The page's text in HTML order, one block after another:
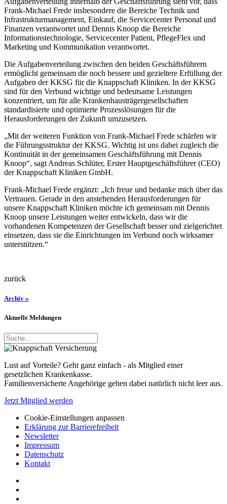
Frank-Michael Frede insbesondere die Bereiche Technik und
Infrastrukturmanagement, Einkauf, die Servicecenter Personal und
Finanzen verantwortet und Dennis Knoop die Bereiche
Informationstechnologie, Servicecenter Patient, PflegeFlex und
Marketing und Kommunikation verantwortet.
Die Aufgabenverteilung zwischen den beiden Geschäftsführern
ermöglicht gemeinsam die noch bessere und gezieltere Erfüllung der
Aufgaben der KKSG für die Knappschaft Kliniken. In der KKSG
sind für den Verbund wichtige und bedeutsame Leistungen
konzentriert, um für alle Krankenhausträgergesellschaften
standardisierte und optimierte Prozesslösungen für die
Herausforderungen der Zukunft umzusetzen.
„Mit der weiteren Funktion von Frank-Michael Frede schärfen wir
die Führungsstruktur der KKSG. Wichtig ist uns dabei zugleich die
Kontinuität in der gemeinsamen Geschäftsführung mit Dennis
Knoop“, sagt Andreas Schlüter, Erster Hauptgeschäftsführer (CEO)
der Knappschaft Kliniken GmbH.
Frank-Michael Frede ergänzt: „Ich freue und bedanke mich über das
Vertrauen. Gerade in den anstehenden Herausforderungen für
unsere Knappschaft Kliniken möchte ich gemeinsam mit Dennis
Knoop unsere Leistungen weiter entwickeln, dass wir die
vorhandenen Kompetenzen der Gesellschaft besser und zielgerichtet
einsetzen, dass sie die Einrichtungen im Verbund noch wirksamer
unterstützen.“
zurück
Archiv »
Aktuelle Meldungen
Lust auf Vorteile? Geht ganz einfach - als Mitglied einer
gesetzlichen Krankenkasse.
Familienversicherte Angehörige gehen dabei natürlich nicht leer aus.
Jetzt Mitglied werden
Cookie-Einstellungen anpassen
Erklärung zur Barrierefreiheit
Newsletter
Impressum
Datenschutz
Kontakt